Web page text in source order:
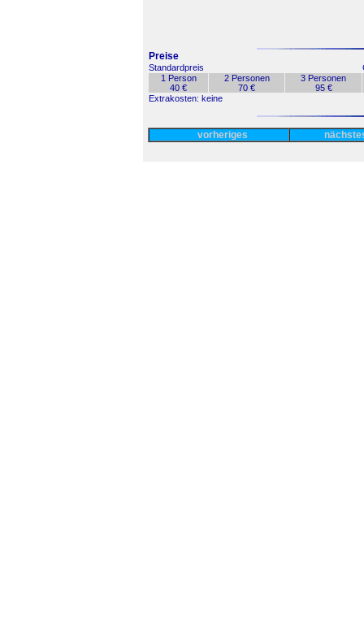
Preise
Standardpreis
1 Person
40 €
2 Personen
70 €
3 Personen
95 €
Extrakosten: keine
vorheriges